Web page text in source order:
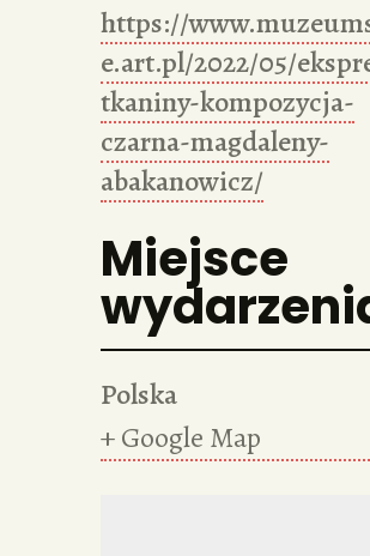
https://
e.art.pl/2022/05/
tkaniny-kompozycja-
czarna-magdaleny-
abakanowicz/
Miejsce
Polska
+ Google Map